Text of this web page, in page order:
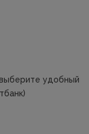
удобный